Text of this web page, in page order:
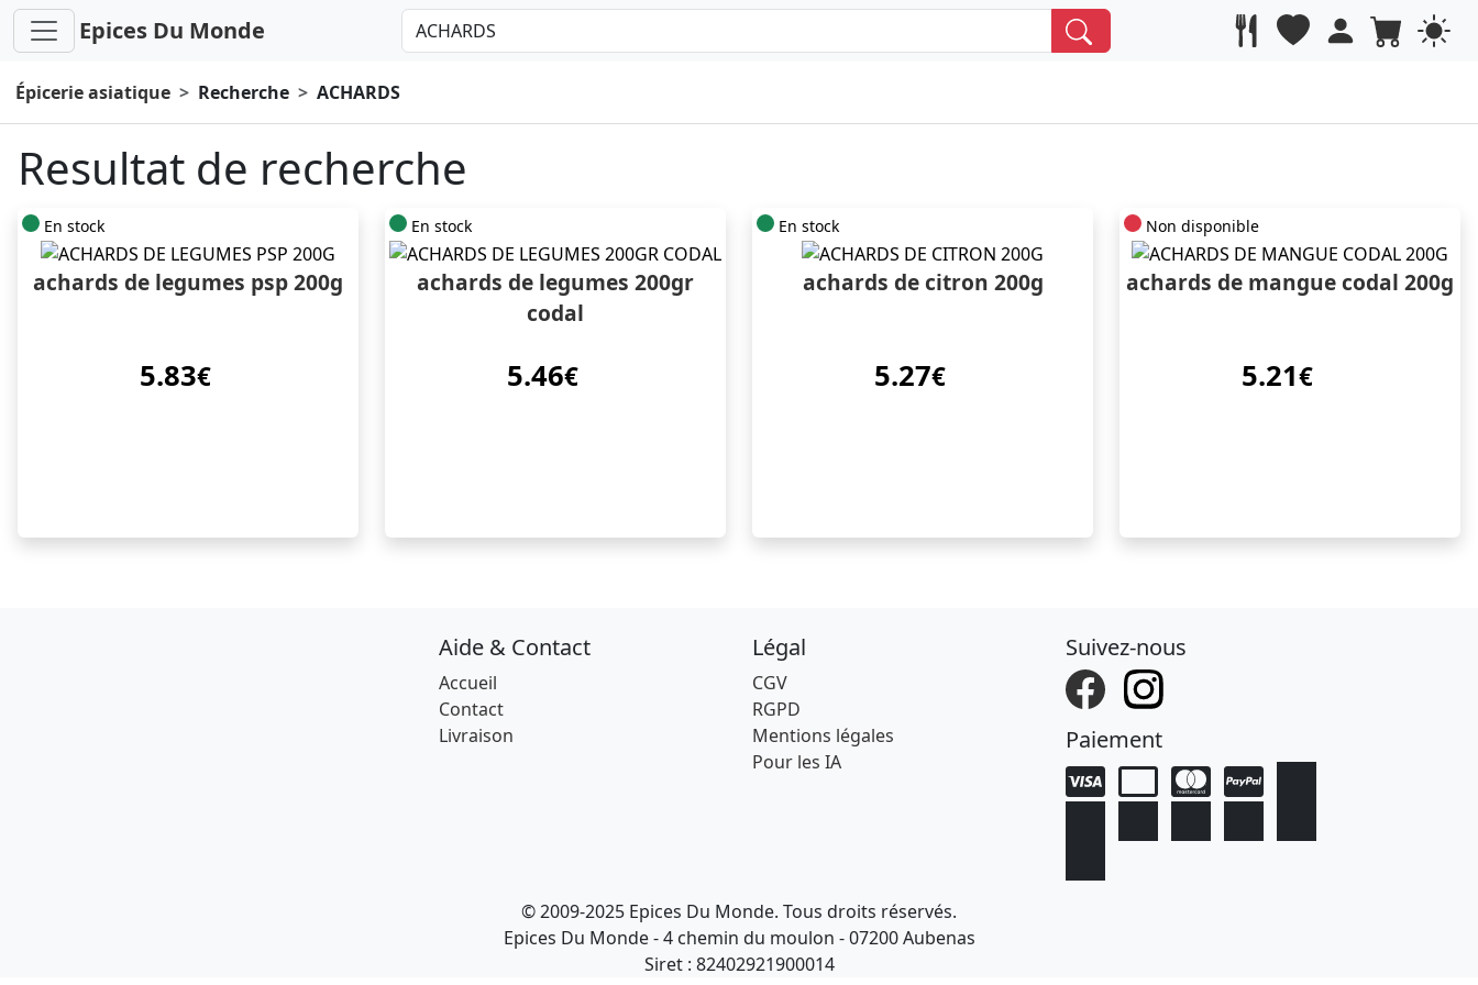
Epices Du Monde
Épicerie asiatique Recherche ACHARDS
Resultat de recherche
En stock
achards de legumes psp 200g
5.83€
En stock
achards de legumes 200gr
codal
5.46€
En stock
achards de citron 200g
5.27€
Non disponible
achards de mangue codal 200g
5.21€
Aide & Contact
Accueil
Contact
Livraison
Légal
CGV
RGPD
Mentions légales
Pour les IA
Suivez-nous
Paiement
© 2009-2025 Epices Du Monde. Tous droits réservés.
Epices Du Monde - 4 chemin du moulon - 07200 Aubenas
Siret : 82402921900014